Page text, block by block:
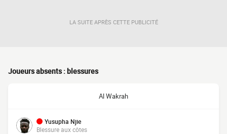
LA SUITE APRÈS CETTE PUBLICITÉ
Joueurs absents : blessures
Al Wakrah
Yusupha Njie
Blessure aux côtes